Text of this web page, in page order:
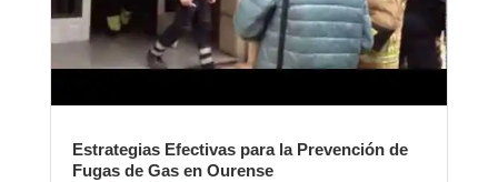
Estrategias Efectivas para la Prevención de
Fugas de Gas en Ourense